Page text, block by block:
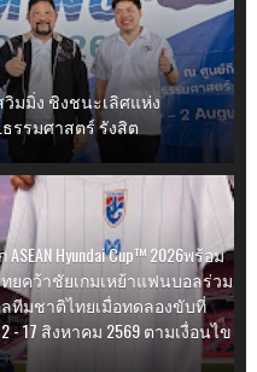
มมิ่ง ชิงชนะเลิศแห่ง
ธรรมศาสตร์ รังสิต
Hyundai Cup™ 2026พร้อม
ยคว้าชัยเกมเหย้าแฟนบอลร่วม
ทีมชาติไทยเมื่อทดลองขับที่
17 สิงหาคม 2569 ตามเงื่อนไข